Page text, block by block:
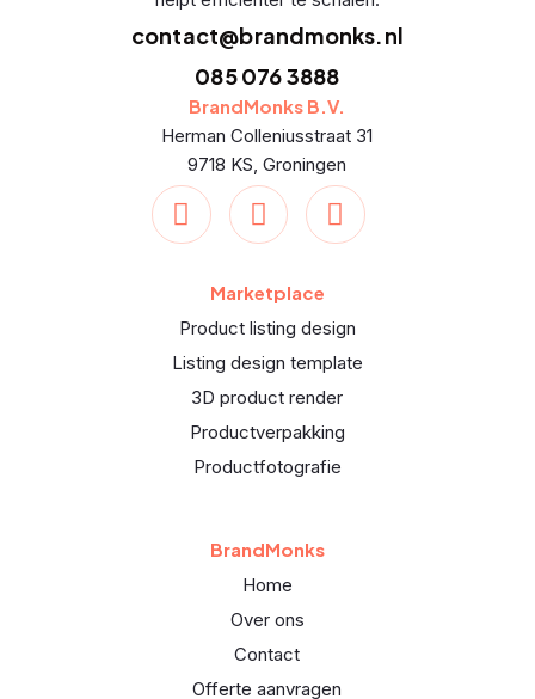
contact@brandmonks.nl
085 076 3888
BrandMonks B.V.
Herman Colleniusstraat 31
9718 KS, Groningen
Marketplace
Product listing design
Listing design template
3D product render
Productverpakking
Productfotografie
BrandMonks
Home
Over ons
Contact
Offerte aanvragen